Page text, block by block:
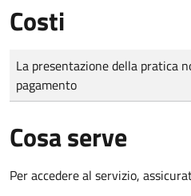
Costi
Tipo di pagamento
Importo
La presentazione della pratica
pagamento
Cosa serve
Per accedere al servizio,